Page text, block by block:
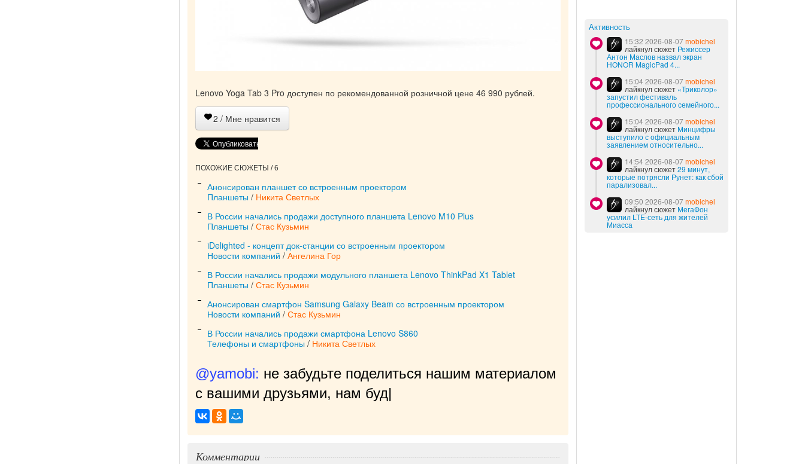
Lenovo Yoga Tab 3 Pro доступен по рекомендованной розничной цене 46 990 рублей.
2 / Мне нравится
ПОХОЖИЕ СЮЖЕТЫ / 6
Анонсирован планшет со встроенным проектором
Планшеты / Никита Светлых
В России начались продажи доступного планшета Lenovo M10 Plus
Планшеты / Стас Кузьмин
iDelighted - концепт док-станции со встроенным проектором
Новости компаний / Ангелина Гор
В России начались продажи модульного планшета Lenovo ThinkPad X1 Tablet
Планшеты / Стас Кузьмин
Анонсирован смартфон Samsung Galaxy Beam со встроенным проектором
Новости компаний / Стас Кузьмин
В России начались продажи смартфона Lenovo S860
Телефоны и смартфоны / Никита Светлых
@yamobi: не забудьте поделиться нашим материалом
с вашими друзьями, нам будет очень приятно
Комментарии
Активность
15:32 2026-08-07mobichel
лайкнул сюжет Режиссер
Антон Маслов назвал экран
HONOR MagicPad 4...
15:04 2026-08-07mobichel
лайкнул сюжет «Триколор»
запустил фестиваль
профессионального семейного...
15:04 2026-08-07mobichel
лайкнул сюжет Минцифры
выступило с официальным
заявлением относительно...
14:54 2026-08-07mobichel
лайкнул сюжет29 минут,
которые потрясли Рунет: как сбой
парализовал...
09:50 2026-08-07mobichel
лайкнул сюжет МегаФон
усилил LTE-сеть для жителей
Миасса